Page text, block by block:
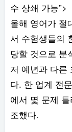
수 상쇄 가능”>
올해 영어가 절
서 수험생들의
당할 것으로 분
저 예년과 다른
다. 한 업계 전
에서 몇 문제
조했다.